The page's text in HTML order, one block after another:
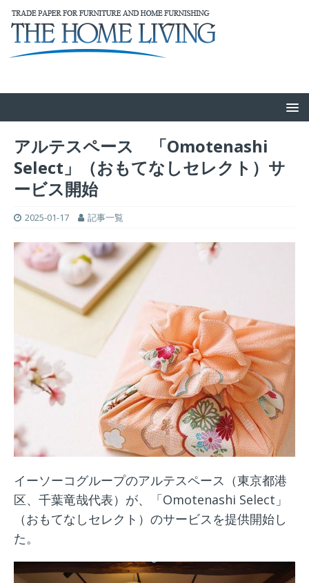
アルテスペース 「Omotenashi
Select」（おもてなしセレクト）サ
ービス開始
2025-01-17 記事一覧
イーソーコグループのアルテスペース（東京都港
区、千葉竜哉代表）が、「Omotenashi Select」
（おもてなしセレクト）のサービスを提供開始し
た。